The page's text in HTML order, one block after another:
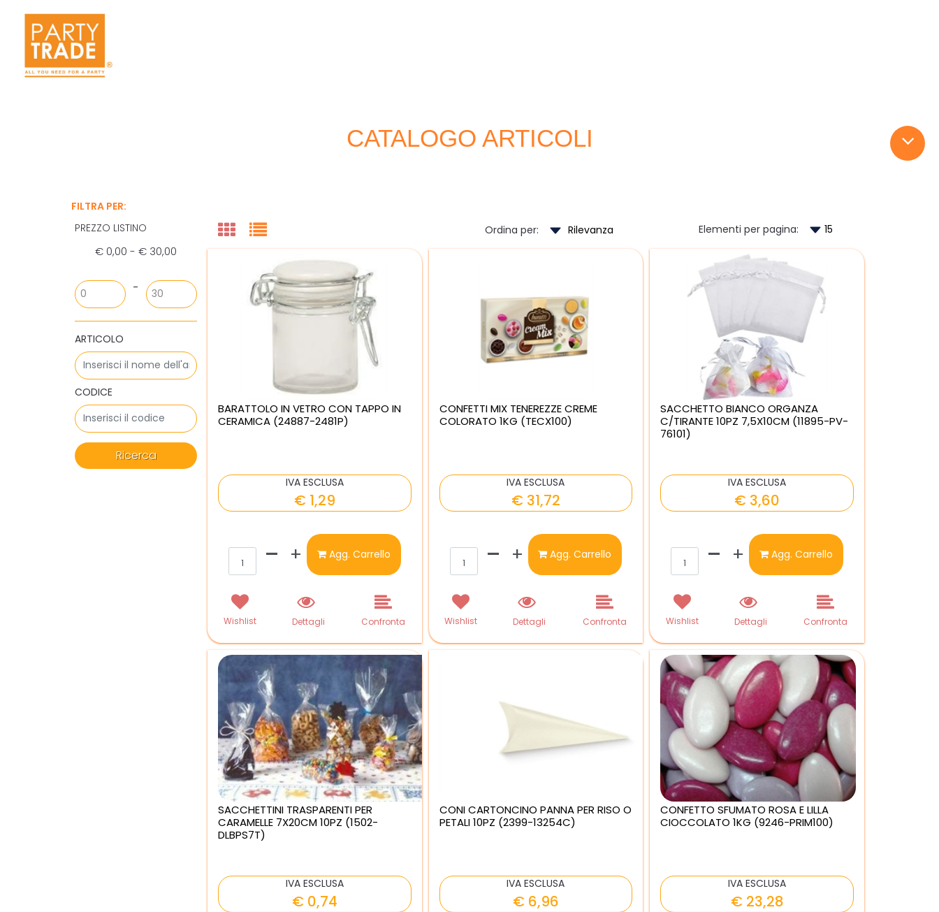
CATALOGO ARTICOLI
FILTRA PER:
PREZZO LISTINO
€ 0,00 - € 30,00
Prezzo minimo
- Prezzo massimo
ARTICOLO
CODICE
Ordina per: Elementi per pagina:
BARATTOLO IN VETRO CON TAPPO IN
CERAMICA (24887-2481P)
IVA ESCLUSA
€ 1,29
Quantità
Agg. Carrello
Wishlist Dettagli Confronta
CONFETTI MIX TENEREZZE CREME
COLORATO 1KG (TECX100)
IVA ESCLUSA
€ 31,72
Quantità
Agg. Carrello
Wishlist Dettagli Confronta
SACCHETTO BIANCO ORGANZA
C/TIRANTE 10PZ 7,5X10CM (11895-PV-
76101)
IVA ESCLUSA
€ 3,60
Quantità
Agg. Carrello
Wishlist Dettagli Confronta
SACCHETTINI TRASPARENTI PER
CARAMELLE 7X20CM 10PZ (1502-
DLBPS7T)
IVA ESCLUSA
€ 0,74
CONI CARTONCINO PANNA PER RISO O
PETALI 10PZ (2399-13254C)
IVA ESCLUSA
€ 6,96
CONFETTO SFUMATO ROSA E LILLA
CIOCCOLATO 1KG (9246-PRIM100)
IVA ESCLUSA
€ 23,28